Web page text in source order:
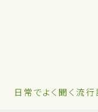
日常でよく聞く流行